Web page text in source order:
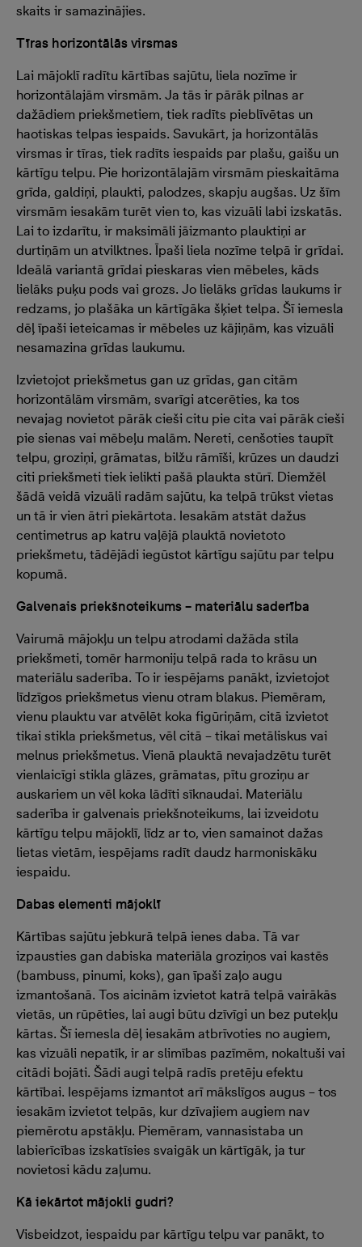
skaits ir samazinājies.
Tīras horizontālās virsmas
Lai mājoklī radītu kārtības sajūtu, liela nozīme ir
horizontālajām virsmām. Ja tās ir pārāk pilnas ar
dažādiem priekšmetiem, tiek radīts pieblīvētas un
haotiskas telpas iespaids. Savukārt, ja horizontālās
virsmas ir tīras, tiek radīts iespaids par plašu, gaišu un
kārtīgu telpu. Pie horizontālajām virsmām pieskaitāma
grīda, galdiņi, plaukti, palodzes, skapju augšas. Uz šīm
virsmām iesakām turēt vien to, kas vizuāli labi izskatās.
Lai to izdarītu, ir maksimāli jāizmanto plauktiņi ar
durtiņām un atvilktnes. Īpaši liela nozīme telpā ir grīdai.
Ideālā variantā grīdai pieskaras vien mēbeles, kāds
lielāks puķu pods vai grozs. Jo lielāks grīdas laukums ir
redzams, jo plašāka un kārtīgāka šķiet telpa. Šī iemesla
dēļ īpaši ieteicamas ir mēbeles uz kājiņām, kas vizuāli
nesamazina grīdas laukumu.
Izvietojot priekšmetus gan uz grīdas, gan citām
horizontālām virsmām, svarīgi atcerēties, ka tos
nevajag novietot pārāk cieši citu pie cita vai pārāk cieši
pie sienas vai mēbeļu malām. Nereti, cenšoties taupīt
telpu, groziņi, grāmatas, bilžu rāmīši, krūzes un daudzi
citi priekšmeti tiek ielikti pašā plaukta stūrī. Diemžēl
šādā veidā vizuāli radām sajūtu, ka telpā trūkst vietas
un tā ir vien ātri piekārtota. Iesakām atstāt dažus
centimetrus ap katru vaļējā plauktā novietoto
priekšmetu, tādējādi iegūstot kārtīgu sajūtu par telpu
kopumā.
Galvenais priekšnoteikums – materiālu saderība
Vairumā mājokļu un telpu atrodami dažāda stila
priekšmeti, tomēr harmoniju telpā rada to krāsu un
materiālu saderība. To ir iespējams panākt, izvietojot
līdzīgos priekšmetus vienu otram blakus. Piemēram,
vienu plauktu var atvēlēt koka figūriņām, citā izvietot
tikai stikla priekšmetus, vēl citā – tikai metāliskus vai
melnus priekšmetus. Vienā plauktā nevajadzētu turēt
vienlaicīgi stikla glāzes, grāmatas, pītu groziņu ar
auskariem un vēl koka lādīti sīknaudai. Materiālu
saderība ir galvenais priekšnoteikums, lai izveidotu
kārtīgu telpu mājoklī, līdz ar to, vien samainot dažas
lietas vietām, iespējams radīt daudz harmoniskāku
iespaidu.
Dabas elementi mājoklī
Kārtības sajūtu jebkurā telpā ienes daba. Tā var
izpausties gan dabiska materiāla groziņos vai kastēs
(bambuss, pinumi, koks), gan īpaši zaļo augu
izmantošanā. Tos aicinām izvietot katrā telpā vairākās
vietās, un rūpēties, lai augi būtu dzīvīgi un bez putekļu
kārtas. Šī iemesla dēļ iesakām atbrīvoties no augiem,
kas vizuāli nepatīk, ir ar slimības pazīmēm, nokaltuši vai
citādi bojāti. Šādi augi telpā radīs pretēju efektu
kārtībai. Iespējams izmantot arī mākslīgos augus – tos
iesakām izvietot telpās, kur dzīvajiem augiem nav
piemērotu apstākļu. Piemēram, vannasistaba un
labierīcības izskatīsies svaigāk un kārtīgāk, ja tur
novietosi kādu zaļumu.
Kā iekārtot mājokli gudri?
Visbeidzot, iespaidu par kārtīgu telpu var panākt, to